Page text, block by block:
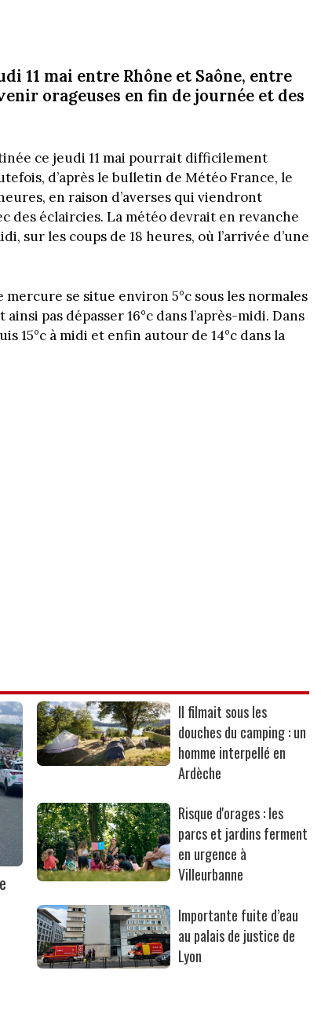
11 mai entre Rhône et Saône, entre
orageuses en fin de journée et des
ce jeudi 11 mai pourrait difficilement
d’après le bulletin de Météo France, le
en raison d’averses qui viendront
des éclaircies. La météo devrait en revanche
sur les coups de 18 heures, où l’arrivée d’une
se situe environ 5°c sous les normales
pas dépasser 16°c dans l’après-midi. Dans
15°c à midi et enfin autour de 14°c dans la
Il filmait sous les
douches du camping : un
homme interpellé en
Ardèche
Risque d'orages : les
parcs et jardins ferment
en urgence à
Villeurbanne
Importante fuite d’eau
au palais de justice de
Lyon